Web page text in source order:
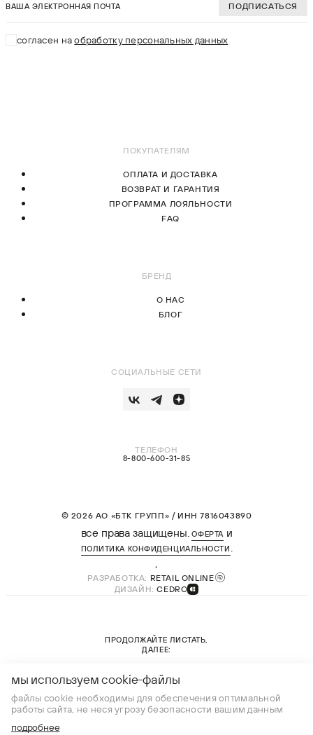
ПОДПИСАТЬСЯ
согласен наобработку персональных данных
СОЦИАЛЬНЫЕ СЕТИ
ТЕЛЕФОН
8-800-600-31-85
ПОКУПАТЕЛЯМ
ОПЛАТА И ДОСТАВКА
ВОЗВРАТ И ГАРАНТИЯ
ПРОГРАММА ЛОЯЛЬНОСТИ
FAQ
БРЕНД
О НАС
БЛОГ
© 2026 АО «БТК ГРУПП» / ИНН 7816043890
все права защищены.ОФЕРТАи
ПОЛИТИКА КОНФИДЕНЦИАЛЬНОСТИ .
РАЗРАБОТКА: RETAIL ONLINE
ДИЗАЙН:CEDRO
ПРОДОЛЖАЙТЕ ЛИСТАТЬ,
ДАЛЕЕ:
новая коллекция
мы используем cookie-файлы
файлы cookie необходимы для обеспечения оптимальной
работы сайта, не неся угрозу безопасности вашим данным
подробнее